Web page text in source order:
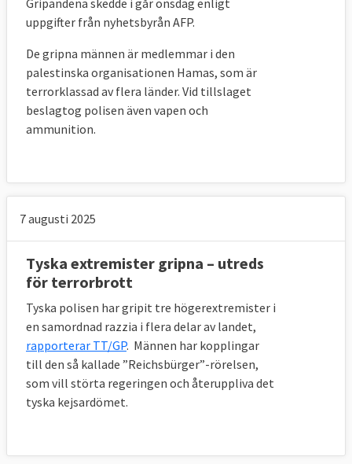
restriktiva åtgärder. Listan ses över löpande.
2002
Rambeslutetom ”EU:s regler om
terroristbrott och därmed relaterade
påföljder” börjar gälla i juni och utgör en
terroristbrott är och att medlemsländerna
ska kriminalisera terrorism och medhjälp
2004
I mars dödas 191 personer vid
terroristattacker i Madrid, Spanien. Efter
attacken ökar förståelsen för ett bättre
gemensamt gränsskydd för EU-länderna. I
ettuttalandefrån mars identifierar
medlemsländerna för första gången
viktig del av terrorismbekämpning.
Gripandena skedde i går onsdag enligt
uppgifter från nyhetsbyrån AFP.
De gripna männen är medlemmar i den
palestinska organisationen Hamas, som är
terrorklassad av flera länder. Vid tillslaget
beslagtog polisen även vapen och
ammunition.
7 augusti 2025
Tyska extremister gripna – utreds
för terrorbrott
Tyska polisen har gripit tre högerextremister i
en samordnad razzia i flera delar av landet,
rapporterar TT/GP. Männen har kopplingar
till den så kallade ”Reichsbürger”-rörelsen,
som vill störta regeringen och återuppliva det
tyska kejsardömet.